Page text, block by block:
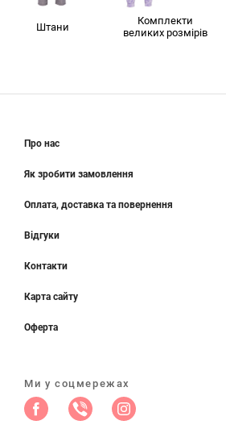
Штани
Комплекти
великих розмірів
Про нас
Як зробити замовлення
Оплата, доставка та повернення
Відгуки
Контакти
Карта сайту
Оферта
Ми у соцмережах